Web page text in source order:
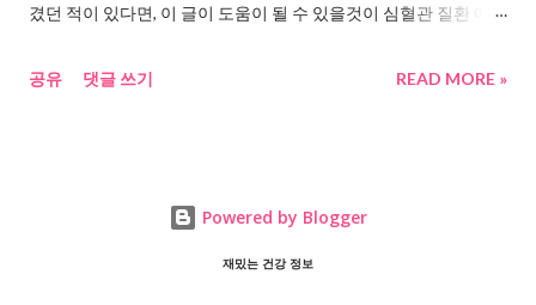
겼던 적이 있다면, 이 글이 도움이 될 수 있을것이 심혈관 질환 예방
은 지금 이 순간에도 쉬지 않고 뛴다. 1분에 60~100번. 하루에 약
혈관질환 으로 세상을 떠났다. 암은 5년을 싸울 시간이라도 있지
공유 댓글 쓰기 READ MORE »
Powered by Blogger
재밌는 건강 정보